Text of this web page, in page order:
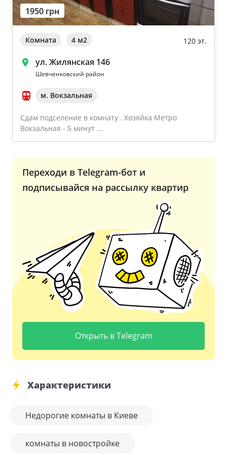
Ворзель
Борисполь
Буча
Дом 2000-2009 года
Новострой
Частный дом
Общая площадь квартиры
От 40
От 60
От 100
1950 грн
Комната 4 м2 120 эт.
ул. Жилянская 146
Шевченковский район
м. Вокзальная
Сдам подселение в комнату . Хозяйка Метро
Вокзальная - 5 минут ...
Переходи в Telegram-бот и
подписывайся на рассылку квартир
Открыть в Telegram
Характеристики
Недорогие комнаты в Киеве
комнаты в новостройке